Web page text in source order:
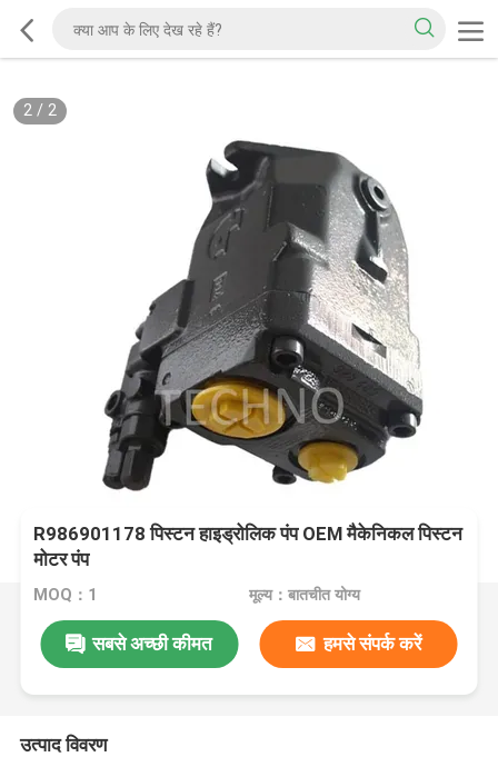
2/ 2
R986901178 पिस्टन हाइड्रोलिक पंप OEM मैकेनिकल पिस्टन
मोटर पंप
MOQ：1 मूल्य：बातचीत योग्य
सबसे अच्छी कीमत हमसे संपर्क करें
उत्पाद विवरण